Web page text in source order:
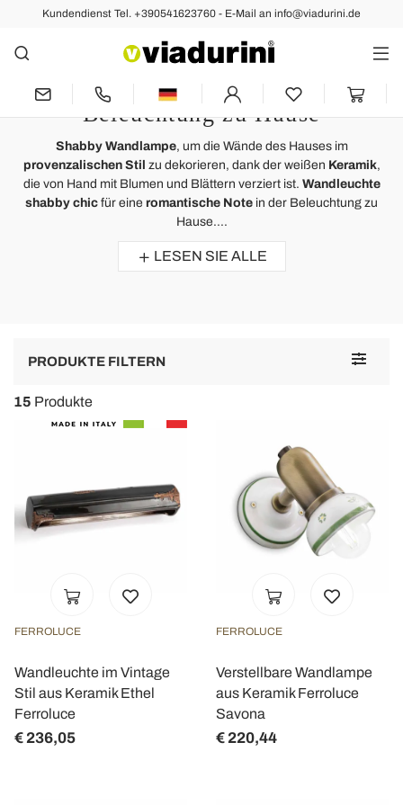
Kundendienst Tel. +390541623760 - E-Mail an info@viadurini.de
Wandlampe Shabby -
Romantischer Stil für die
Beleuchtung zu Hause
Shabby Wandlampe, um die Wände des Hauses im
provenzalischen Stil zu dekorieren, dank der weißen Keramik,
die von Hand mit Blumen und Blättern verziert ist. Wandleuchte
shabby chic für eine romantische Note in der Beleuchtung zu
Hause....
LESEN SIE ALLE
Toggle
PRODUKTE FILTERN
15 Produkte
FERROLUCE
Wandleuchte im Vintage
Stil aus Keramik Ethel
Ferroluce
€ 236,05
FERROLUCE
Verstellbare Wandlampe
aus Keramik Ferroluce
Savona
€ 220,44